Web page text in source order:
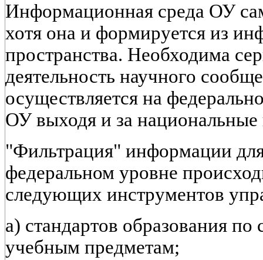
Информационная среда ОУ
хотя она и формируется из
пространства. Необходима
деятельность научного
осуществляется на
ОУ выходя и за
"Фильтрация" информации
федеральном уровне
следующих инструментов
а) стандартов образования
учебным предметам;